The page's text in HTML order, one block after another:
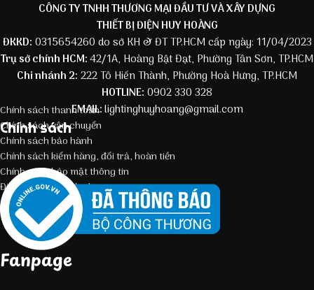
CÔNG TY TNHH THƯƠNG MẠI ĐẦU TƯ VÀ XÂY DỰNG
THIẾT BỊ ĐIỆN HUY HOÀNG
ĐKKD: 0315654260 do sở KH & ĐT TP.HCM cấp ngày: 11/04/2023
Trụ sở chính HCM:42/1A, Hoàng Bật Đạt, Phường Tân Sơn, TP.HCM
Chi nhánh 2: 222 Tô Hiến Thành, Phường Hoà Hưng, TP.HCM
HOTLINE: 0902 330 328
EMAIL:lightinghuyhoang@gmail.com
Chính sách
Chính sách thanh toán
Chính sách vận chuyển
Chính sách bảo hành
Chính sách kiểm hàng, đổi trả, hoàn tiền
Chính sách bảo mật thông tin
Điều kiện giao dịch chung
Fanpage